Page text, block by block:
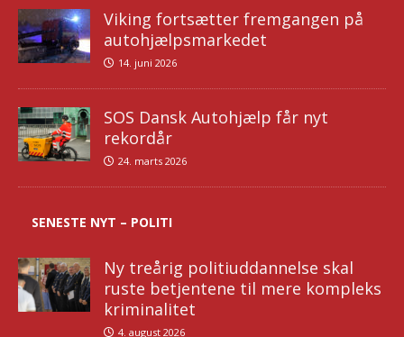
Viking fortsætter fremgangen på
autohjælpsmarkedet
14. juni 2026
SOS Dansk Autohjælp får nyt
rekordår
24. marts 2026
SENESTE NYT – POLITI
Ny treårig politiuddannelse skal
ruste betjentene til mere kompleks
kriminalitet
4. august 2026